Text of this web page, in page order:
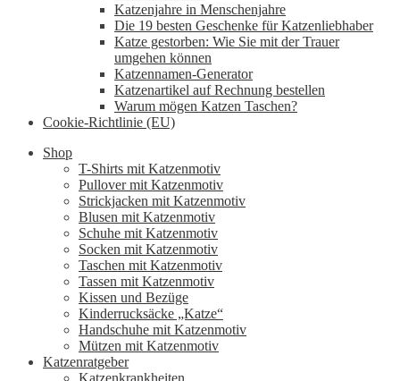
Katzenjahre in Menschenjahre
Die 19 besten Geschenke für Katzenliebhaber
Katze gestorben: Wie Sie mit der Trauer
umgehen können
Katzennamen-Generator
Katzenartikel auf Rechnung bestellen
Warum mögen Katzen Taschen?
Cookie-Richtlinie (EU)
Shop
T-Shirts mit Katzenmotiv
Pullover mit Katzenmotiv
Strickjacken mit Katzenmotiv
Blusen mit Katzenmotiv
Schuhe mit Katzenmotiv
Socken mit Katzenmotiv
Taschen mit Katzenmotiv
Tassen mit Katzenmotiv
Kissen und Bezüge
Kinderrucksäcke „Katze“
Handschuhe mit Katzenmotiv
Mützen mit Katzenmotiv
Katzenratgeber
Katzenkrankheiten